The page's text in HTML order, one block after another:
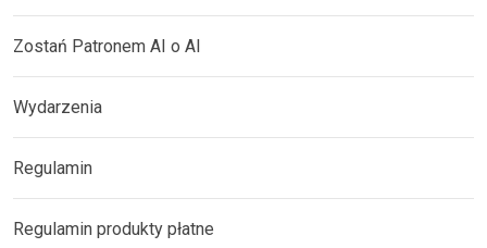
Zostań Patronem AI o AI
Wydarzenia
Regulamin
Regulamin produkty płatne